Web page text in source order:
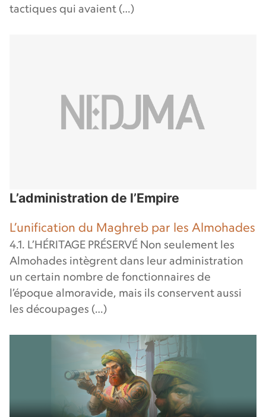
tactiques qui avaient (…)
L’administration de l’Empire
L’unification du Maghreb par les Almohades
4.1. L’HÉRITAGE PRÉSERVÉ Non seulement les
Almohades intègrent dans leur administration
un certain nombre de fonctionnaires de
l’époque almoravide, mais ils conservent aussi
les découpages (…)